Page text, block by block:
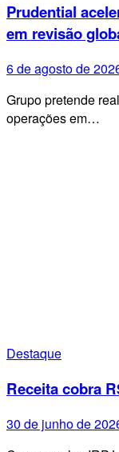
Prudential
em revisão
6 de agosto de
Grupo pretende
operações em…
Destaque
Receita cobra
30 de junho de